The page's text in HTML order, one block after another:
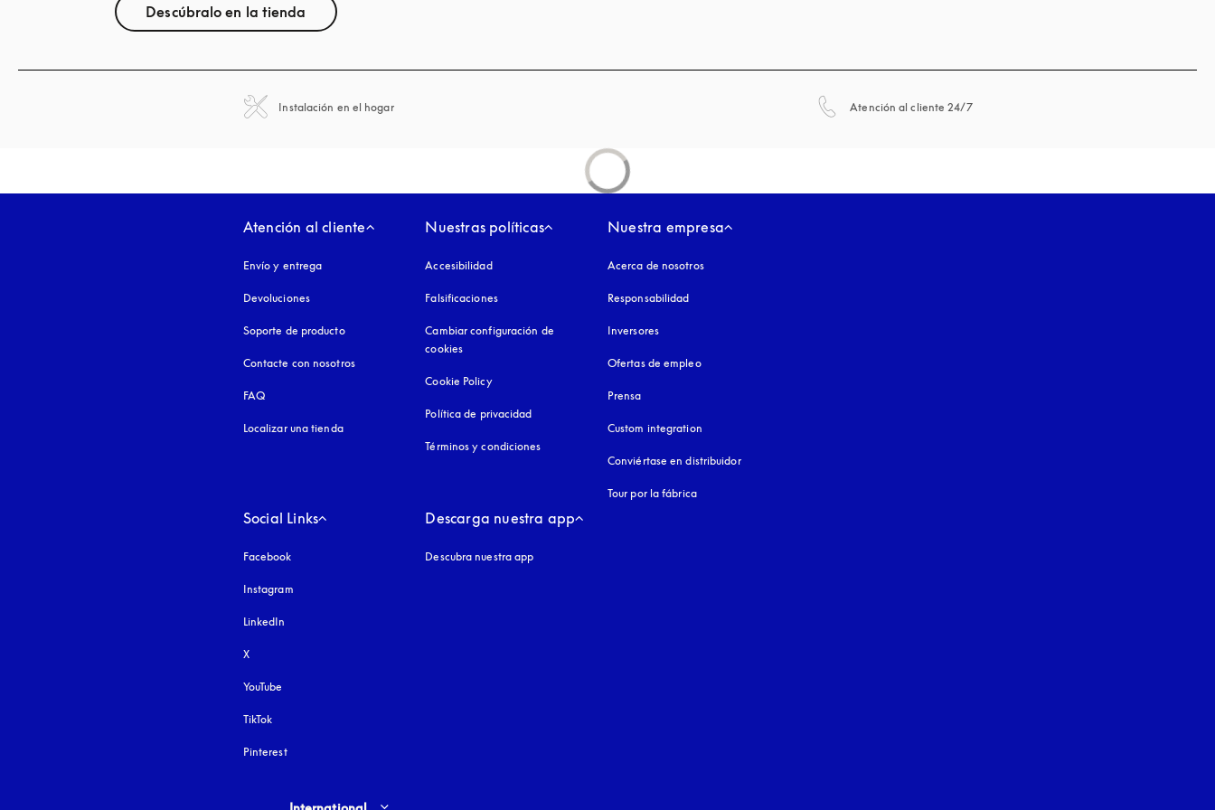
Descúbralo en la tienda
Instalación en el hogar Atención al cliente 24/7apertura en una pestaña nueva
Atención al cliente
Envío y entrega
Devoluciones
Soporte de producto
Contacte con nosotros
FAQ
Localizar una tienda
Nuestras políticas
Accesibilidadapertura en una pestaña nueva
Falsificacionesapertura en una pestaña nueva
Cambiar configuración de
cookies
Cookie Policyapertura en una pestaña nueva
Política de privacidad
Términos y condiciones
Nuestra empresa
Acerca de nosotros
Responsabilidad
Inversores
Ofertas de empleo
Prensa
Custom integration
Conviértase en distribuidor
Tour por la fábrica
Social Links
Facebook
Instagram
LinkedIn
X
YouTube
TikTok
Pinterest
Descarga nuestra app
Descubra nuestra app
Select country and language